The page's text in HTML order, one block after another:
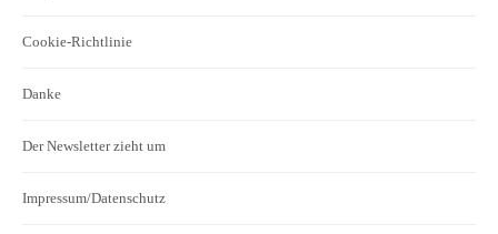
Cookie-Richtlinie
Danke
Der Newsletter zieht um
Impressum/Datenschutz